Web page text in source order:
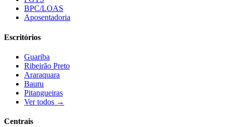
BPC/LOAS
Aposentadoria
Escritórios
Guariba
Ribeirão Preto
Araraquara
Bauru
Pitangueiras
Ver todos →
Centrais